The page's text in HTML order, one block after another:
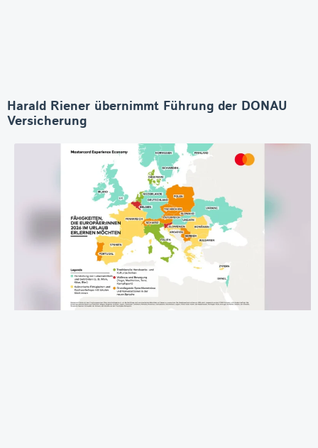
Harald Riener übernimmt Führung der DONAU
Versicherung